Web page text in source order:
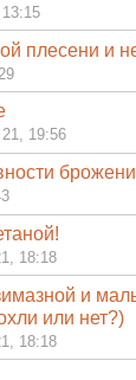
плесени и
19:56
18:18
и
или нет?)
18:18